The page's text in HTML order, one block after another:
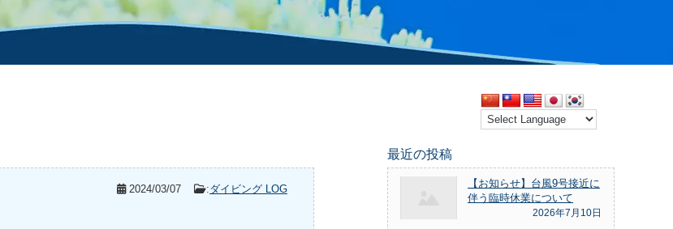
2024/03/07 :ダイビング LOG
最近の投稿
【お知らせ】台風9号接近に
伴う臨時休業について
2026年7月10日